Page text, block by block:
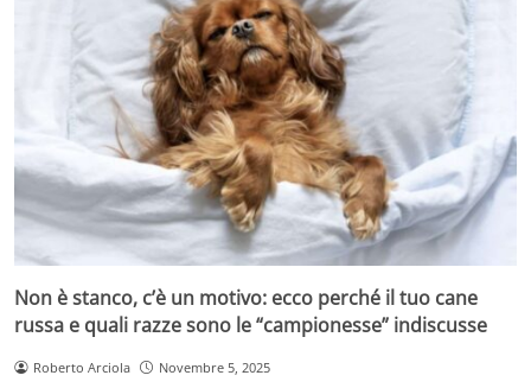
Non è stanco, c’è un motivo: ecco perché il tuo cane
russa e quali razze sono le “campionesse” indiscusse
Roberto Arciola Novembre 5, 2025